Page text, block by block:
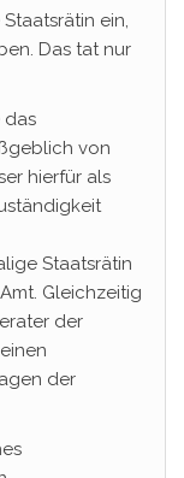
ein,
Das tat nur
das
von
hierfür als
Staatsrätin
Gleichzeitig
der
der